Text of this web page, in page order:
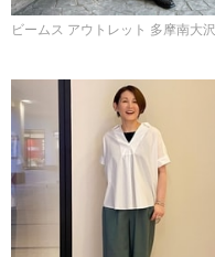
ビームス アウトレット 多摩南大沢